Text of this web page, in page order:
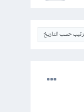
حسب التاريخ